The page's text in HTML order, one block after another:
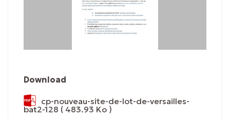
Download
cp-nouveau-site-de-lot-de-versailles-
bat2-128 ( 483.93 Ko )